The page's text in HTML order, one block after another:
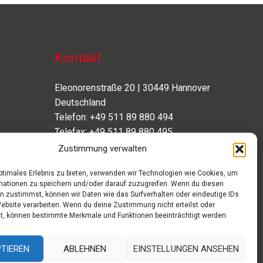
Zustimmung verwalten
Erlebnis zu bieten, verwenden wir Technologien wie Cookies, um
zu speichern und/oder darauf zuzugreifen. Wenn du diesen
zustimmst, können wir Daten wie das Surfverhalten oder eindeutige IDs
verarbeiten. Wenn du deine Zustimmung nicht erteilst oder
können bestimmte Merkmale und Funktionen beeinträchtigt werden.
ABLEHNEN EINSTELLUNGEN ANSEHEN
Kontakt
Eleonorenstraße 20 | 30449 Hannover
Deutschland
Telefon: +49 511 89 880 494
Telefax: +49 511 89 880 495
Montag – Freitag | 9.00 – 17.00 Uhr